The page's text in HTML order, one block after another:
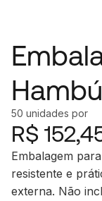
50 unidades por
R$
Embalagem
resistente e
externa. Não